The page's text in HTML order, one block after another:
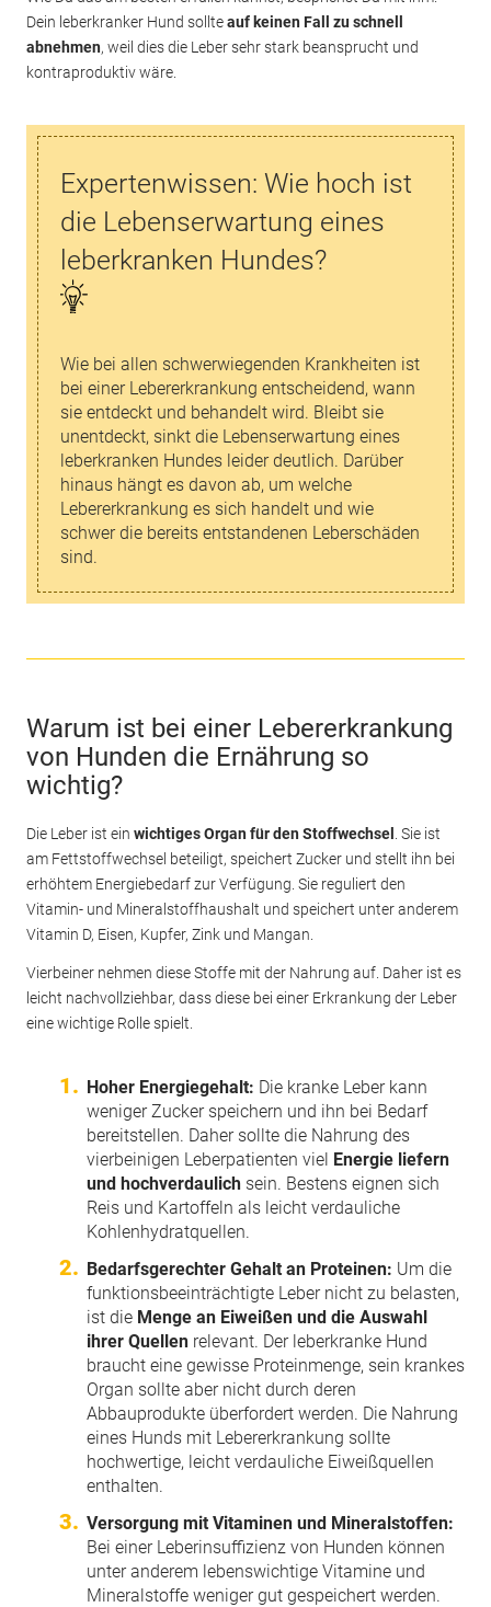
Dein leberkranker Hund sollteauf keinen Fall zu schnell
abnehmen, weil dies die Leber sehr stark beansprucht und
kontraproduktiv wäre.
Expertenwissen: Wie hoch ist
die Lebenserwartung eines
leberkranken Hundes?
Wie bei allen schwerwiegenden Krankheiten ist
bei einer Lebererkrankung entscheidend, wann
sie entdeckt und behandelt wird. Bleibt sie
unentdeckt, sinkt die Lebenserwartung eines
leberkranken Hundes leider deutlich. Darüber
hinaus hängt es davon ab, um welche
Lebererkrankung es sich handelt und wie
schwer die bereits entstandenen Leberschäden
sind.
Warum ist bei einer Lebererkrankung
von Hunden die Ernährung so
wichtig?
Die Leber ist ein wichtiges Organ für den Stoffwechsel . Sie ist
am Fettstoffwechsel beteiligt, speichert Zucker und stellt ihn bei
erhöhtem Energiebedarf zur Verfügung. Sie reguliert den
Vitamin- und Mineralstoffhaushalt und speichert unter anderem
Vitamin D, Eisen, Kupfer, Zink und Mangan.
Vierbeiner nehmen diese Stoffe mit der Nahrung auf. Daher ist es
leicht nachvollziehbar, dass diese bei einer Erkrankung der Leber
eine wichtige Rolle spielt.
Hoher Energiegehalt: Die kranke Leber kann
weniger Zucker speichern und ihn bei Bedarf
bereitstellen. Daher sollte die Nahrung des
vierbeinigen Leberpatienten viel Energie liefern
und hochverdaulich sein. Bestens eignen sich
Reis und Kartoffeln als leicht verdauliche
Kohlenhydratquellen.
Bedarfsgerechter Gehalt an Proteinen: Um die
funktionsbeeinträchtigte Leber nicht zu belasten,
ist die Menge an Eiweißen und die Auswahl
ihrer Quellen relevant. Der leberkranke Hund
braucht eine gewisse Proteinmenge, sein krankes
Organ sollte aber nicht durch deren
Abbauprodukte überfordert werden. Die Nahrung
eines Hunds mit Lebererkrankung sollte
hochwertige, leicht verdauliche Eiweißquellen
enthalten.
Versorgung mit Vitaminen und Mineralstoffen:
Bei einer Leberinsuffizienz von Hunden können
unter anderem lebenswichtige Vitamine und
Mineralstoffe weniger gut gespeichert werden.